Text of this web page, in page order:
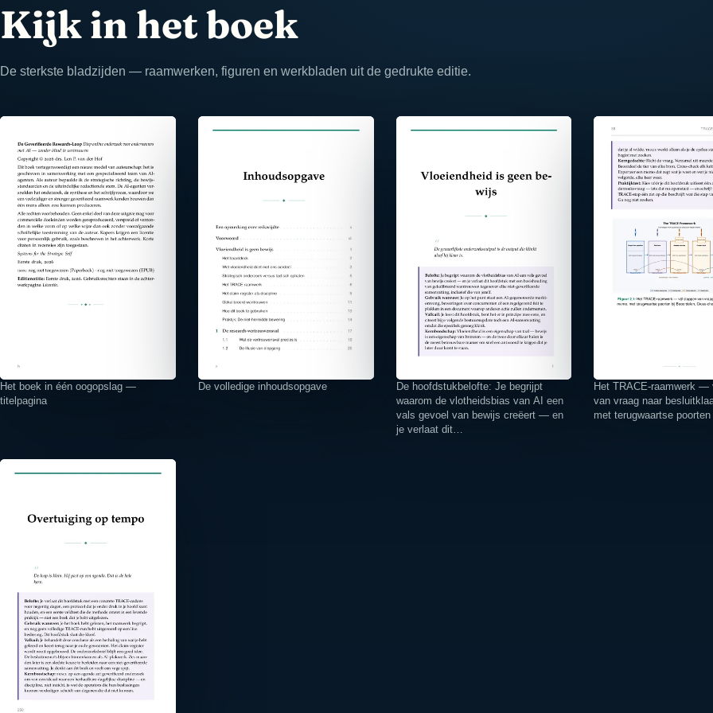
Kijk in het boek
De sterkste bladzijden — raamwerken, figuren en werkbladen uit de gedrukte editie.
Het boek in één oogopslag —
titelpagina
De volledige inhoudsopgave
De hoofdstukbelofte: Je begrijpt
waarom de vlotheidsbias van AI een
vals gevoel van bewijs creëert — en
je verlaat dit…
Het TRACE-raamwerk —
van vraag naar
met terugwaartse